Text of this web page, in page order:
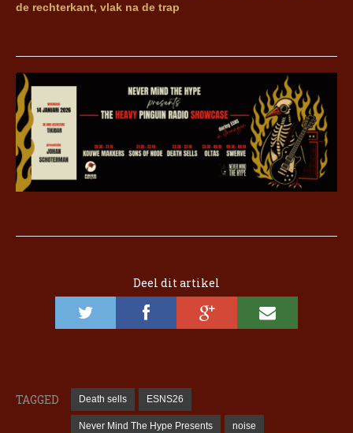
de rechterkant, vlak na de trap
Deel dit artikel
TAGGED Death sells ESNS26
Never Mind The Hype Presents noise